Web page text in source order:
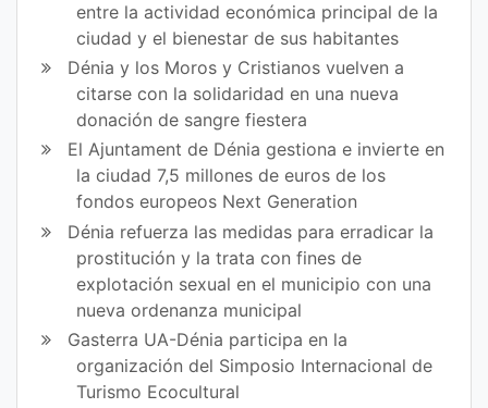
entre la actividad económica principal de la
ciudad y el bienestar de sus habitantes
Dénia y los Moros y Cristianos vuelven a
citarse con la solidaridad en una nueva
donación de sangre fiestera
El Ajuntament de Dénia gestiona e invierte en
la ciudad 7,5 millones de euros de los
fondos europeos Next Generation
Dénia refuerza las medidas para erradicar la
prostitución y la trata con fines de
explotación sexual en el municipio con una
nueva ordenanza municipal
Gasterra UA-Dénia participa en la
organización del Simposio Internacional de
Turismo Ecocultural